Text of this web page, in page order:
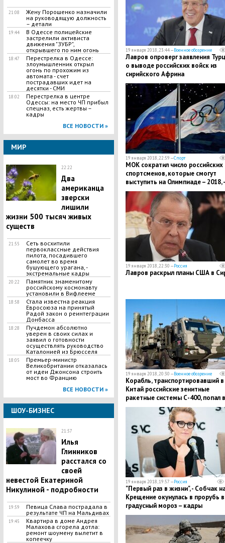
21:08
Жену Порошенко назначили
на руководящую должность
– детали
19:44
В Одессе полицейские
застрелили активиста
движения "ЗУБР",
открывшего по ним огонь
18:47
Перестрелка в Одессе:
злоумышленник открыл
огонь по прохожим из
автомата - счет
пострадавших идет на
десятки - СМИ
18:02
Перестрелка в центре
Одессы: на место ЧП прибыл
спецназ, есть жертвы –
кадры
ВСЕ НОВОСТИ »
МИР
22:22
Два
американца
зверски
лишили
жизни 500 тысяч живых
существ
21:55
Сеть восхитили
первоклассные действия
пилота, посадившего
самолет во время
бушующего урагана, -
экстремальные кадры
20:22
Памятник знаменитому
российскому космонавту
установили в Вифлееме
18:58
Стала известна реакция
Евросоюза на принятый
Радой закон о реинтеграции
Донбасса
18:28
Пучдемон абсолютно
уверен в своих силах и
заявил о готовности
осуществлять руководство
Каталонией из Брюсселя
18:05
Премьер-министр
Великобритании отказалась
от идеи Джонсона строить
мост во Францию
ВСЕ НОВОСТИ »
ШОУ-БИЗНЕС
21:57
​Илья
Глинников
расстался со
своей
невестой Екатериной
Никулиной - подробности
19:59
​Певица Слава пострадала в
результате ЧП на Мальдивах
19:45
​Квартира в доме Андрея
Малахова сгорела дотла:
ремонт шоумену вылетит в
копеечку
19 января 2018, 23:44 —Военное обозрение
Лавров опроверг заявления
о выводе российских войск из
сирийского Африна
19 января 2018, 22:59 —Спорт
МОК сократил число российских
спортсменов, которые смогут
выступить на Олимпиаде – 2018,
подробности
19 января 2018, 22:30 —Россия
Лавров раскрыл планы США в
19 января 2018, 20:30 —Военное обозрение
Корабль, транспортировавший в
Китай российские зенитные
ракетные системы С-400, попал в
шторм
19 января 2018, 19:57 —Россия
"Первый раз в жизни", - Собчак
Крещение окунулась в прорубь
градусный мороз – кадры